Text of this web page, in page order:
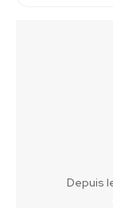
Depuis